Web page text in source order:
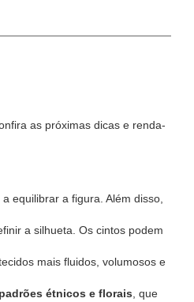
as próximas dicas e renda-
a equilibrar a figura. Além disso,
a silhueta. Os cintos podem
mais fluidos, volumosos e
padrões étnicos e florais , que